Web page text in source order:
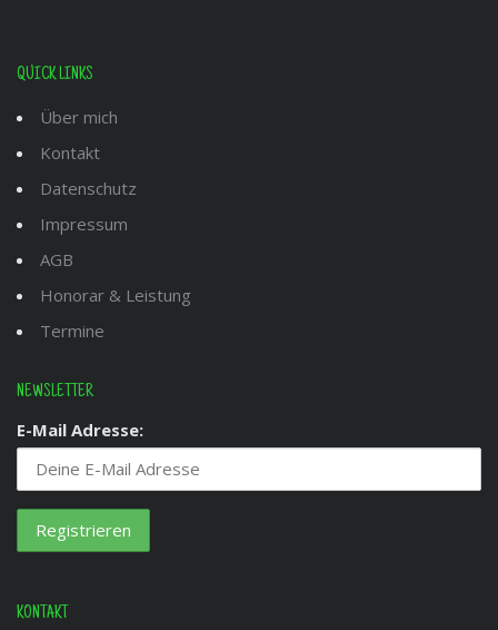
QUICK LINKS
Über mich
Kontakt
Datenschutz
Impressum
AGB
Honorar & Leistung
Termine
NEWSLETTER
E-Mail Adresse:
KONTAKT